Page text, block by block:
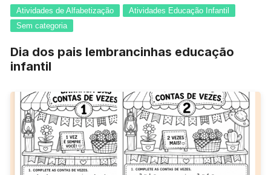
Atividades de Alfabetização
Atividades Educação Infantil
Sem categoria
Dia dos pais lembrancinhas educação
infantil